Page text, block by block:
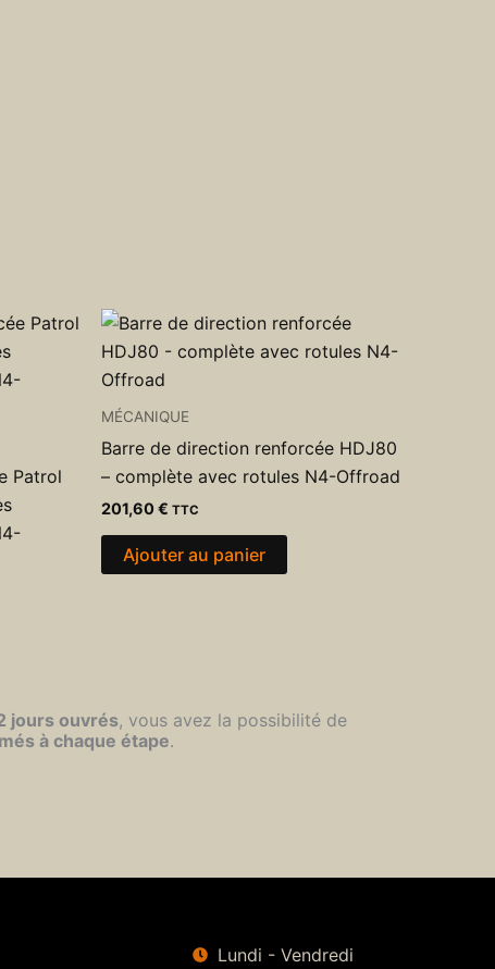
Patrol
MÉCANIQUE
Barre de direction renforcée HDJ80
– complète avec rotules N4-Offroad
201,60€ TTC
Ajouter au panier
jours ouvrés, vous avez la possibilité de
à chaque étape.
Lundi - Vendredi